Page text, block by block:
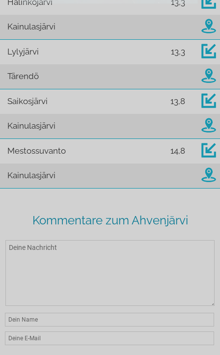
Kainulasjärvi
Lylyjärvi 13,3
Tärendö
Saikosjärvi 13,8
Kainulasjärvi
Mestossuvanto 14,8
Kainulasjärvi
Kommentare zum Ahvenjärvi